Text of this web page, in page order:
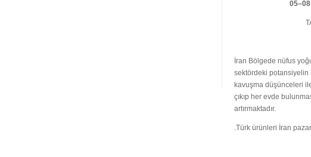
İran Bölgede nüfus
sektördeki potansiyelin
kavuşma düşünceleri
çıkıp her evde
artırmaktadır.
.Türk ürünleri İran